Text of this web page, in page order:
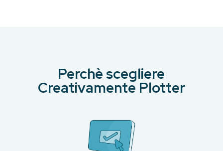
Perchè scegliere
Creativamente Plotter